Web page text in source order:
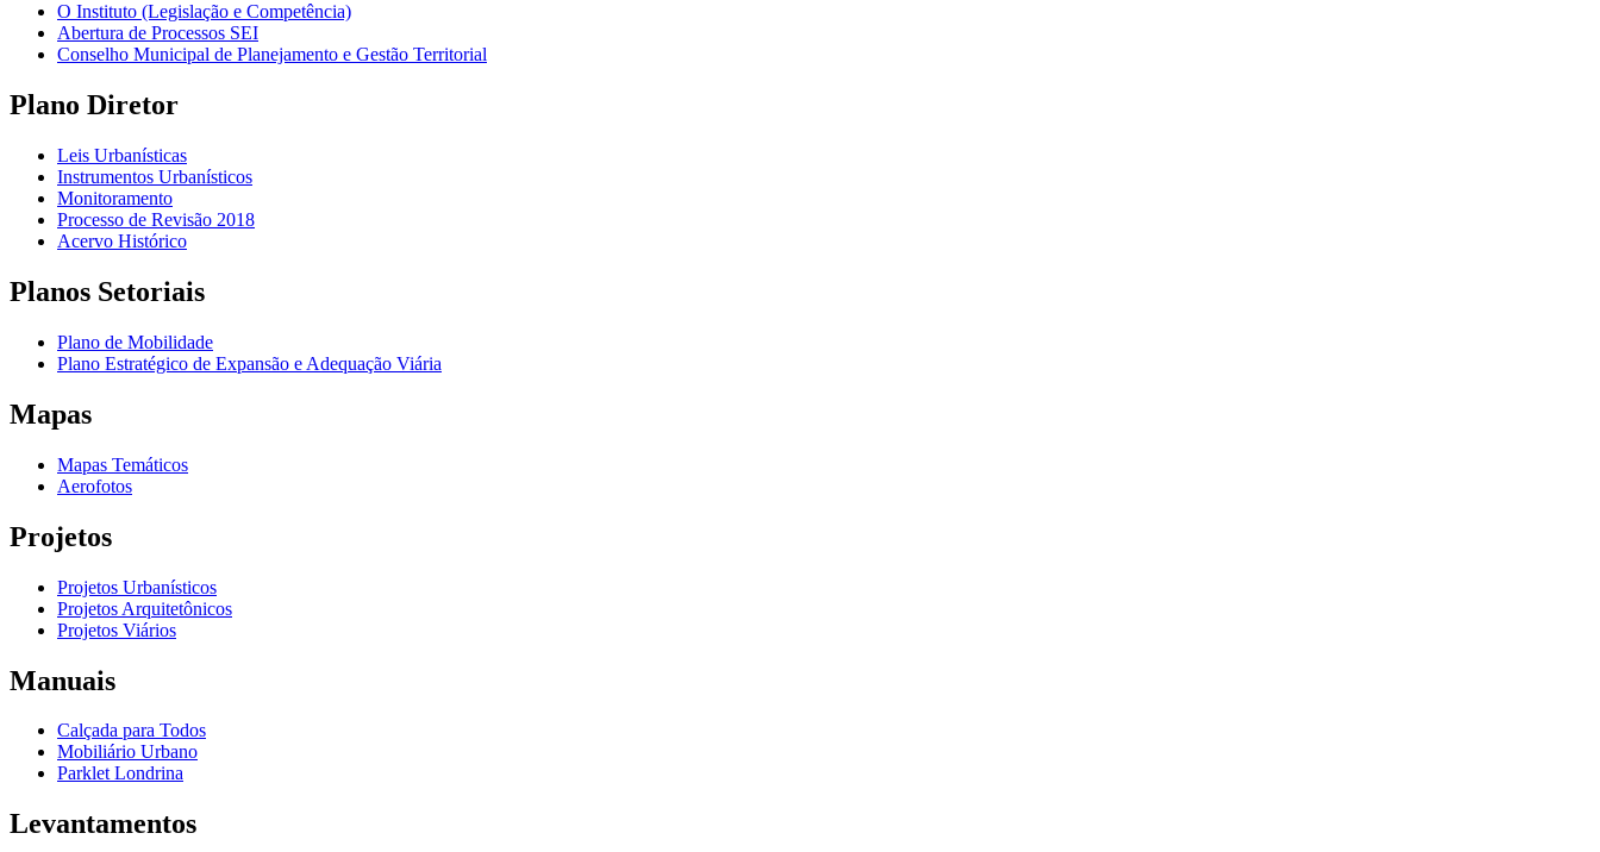
O Instituto (Legislação e Competência)
Abertura de Processos SEI
Conselho Municipal de Planejamento e Gestão Territorial
Plano Diretor
Leis Urbanísticas
Instrumentos Urbanísticos
Monitoramento
Processo de Revisão 2018
Acervo Histórico
Planos Setoriais
Plano de Mobilidade
Plano Estratégico de Expansão e Adequação Viária
Mapas
Mapas Temáticos
Aerofotos
Projetos
Projetos Urbanísticos
Projetos Arquitetônicos
Projetos Viários
Manuais
Calçada para Todos
Mobiliário Urbano
Parklet Londrina
Levantamentos